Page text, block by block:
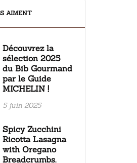
AIMENT
Découvrez la
sélection 2025
du Bib Gourmand
par le Guide
MICHELIN !
5 juin 2025
Spicy Zucchini
Ricotta Lasagna
with Oregano
Breadcrumbs.